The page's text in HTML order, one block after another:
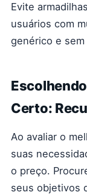
Evite
usuários com
genérico e
Certo:
Ao avaliar o
suas
o preço.
seus objetivos